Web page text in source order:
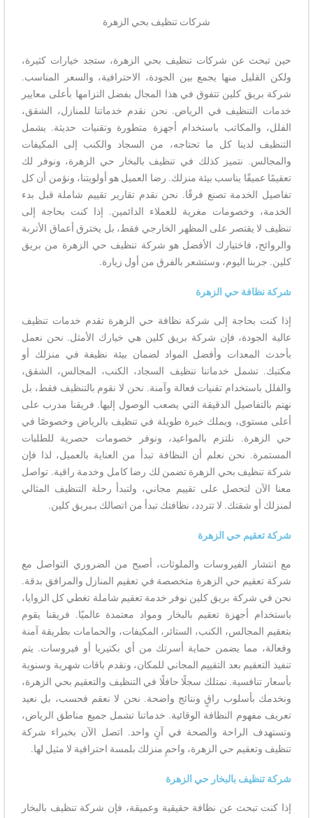
شركات تنظيف بحي الزهرة
حين تبحث عن شركات تنظيف بحي الزهرة، ستجد خيارات كثيرة،
ولكن القليل منها يجمع بين الجودة، الاحترافية، والسعر المناسب.
شركة بريق كلين تتفوق في هذا المجال بفضل التزامها بأعلى معايير
خدمات التنظيف في الرياض. نحن نقدم خدماتنا للمنازل، الشقق،
الفلل، والمكاتب باستخدام أجهزة متطورة وتقنيات حديثة. يشمل
التنظيف لدينا كل ما تحتاجه، من السجاد والكنب إلى المكيفات
والمجالس. نتميز كذلك في تنظيف بالبخار حي الزهرة، ونوفر لك
تعقيمًا عميقًا يناسب بيئة منزلك. رضا العميل هو أولويتنا، ونؤمن أن كل
تفاصيل الخدمة تصنع فرقًا. نحن نقدم تقارير تقييم شاملة قبل بدء
الخدمة، وخصومات مغرية للعملاء الدائمين. إذا كنت بحاجة إلى
تنظيف لا يقتصر على المظهر الخارجي فقط، بل يخترق أعماق الأتربة
والروائح، فاختيارك الأفضل هو شركة تنظيف حي الزهرة من بريق
كلين. جربنا اليوم، وستشعر بالفرق من أول زيارة.
شركة نظافة حي الزهرة
إذا كنت بحاجة إلى شركة نظافة حي الزهرة تقدم خدمات تنظيف
عالية الجودة، فإن شركة بريق كلين هي خيارك الأمثل. نحن نعمل
بأحدث المعدات وأفضل المواد لضمان بيئة نظيفة في منزلك أو
مكتبك. تشمل خدماتنا تنظيف السجاد، الكنب، المجالس، الشقق،
والفلل باستخدام تقنيات فعالة وآمنة. نحن لا نقوم بالتنظيف فقط، بل
نهتم بالتفاصيل الدقيقة التي يصعب الوصول إليها. فريقنا مدرب على
أعلى مستوى، ويملك خبرة طويلة في تنظيف بالرياض وخصوصًا في
حي الزهرة. نلتزم بالمواعيد، ونوفر خصومات حصرية للطلبات
المستمرة. نحن نعلم أن النظافة تبدأ من العناية بالعميل، لذا فإن
شركة تنظيف بحي الزهرة تضمن لك رضا كامل وخدمة راقية. تواصل
معنا الآن لتحصل على تقييم مجاني، ولتبدأ رحلة التنظيف المثالي
لمنزلك أو شقتك. لا تتردد، نظافتك تبدأ من اتصالك بـبريق كلين.
شركة تعقيم حي الزهرة
مع انتشار الفيروسات والملوثات، أصبح من الضروري التواصل مع
شركة تعقيم حي الزهرة متخصصة في تعقيم المنازل والمرافق بدقة.
نحن في شركة بريق كلين نوفر خدمة تعقيم شاملة تغطي كل الزوايا،
باستخدام أجهزة تعقيم بالبخار ومواد معتمدة عالميًا. فريقنا يقوم
بتعقيم المجالس، الكنب، الستائر، المكيفات، والحمامات بطريقة آمنة
وفعالة، مما يضمن حماية أسرتك من أي بكتيريا أو فيروسات. يتم
تنفيذ التعقيم بعد التقييم المجاني للمكان، ونقدم باقات شهرية وسنوية
بأسعار تنافسية. نمتلك سجلًا حافلًا في التنظيف والتعقيم بحي الزهرة،
ونخدمك بأسلوب راقٍ ونتائج واضحة. نحن لا نعقم فحسب، بل نعيد
تعريف مفهوم النظافة الوقائية. خدماتنا تشمل جميع مناطق الرياض،
وتستهدف الراحة والصحة في آنٍ واحد. اتصل الآن بخبراء شركة
تنظيف وتعقيم حي الزهرة، واحمِ منزلك بلمسة احترافية لا مثيل لها.
شركة تنظيف بالبخار حي الزهرة
إذا كنت تبحث عن نظافة حقيقية وعميقة، فإن شركة تنظيف بالبخار